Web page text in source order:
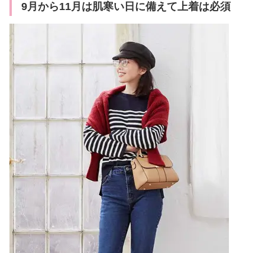
9月から11月は肌寒い日に備えて上着は必須